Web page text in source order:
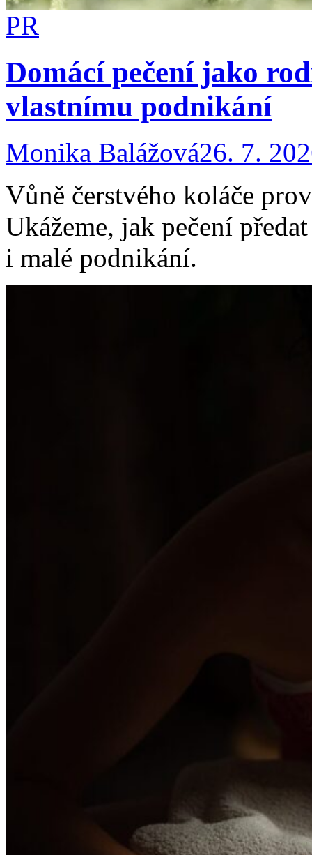
PR
Domácí pečení jako
vlastnímu podnikání
Monika Balážová26. 7.
Vůně čerstvého koláče
Ukážeme, jak pečení
i malé podnikání.